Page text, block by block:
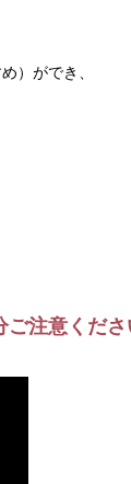
）ができ、
ご注意くださ